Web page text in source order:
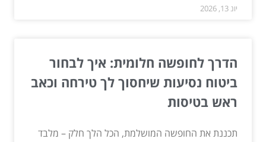
יונ 13, 2026
הדרך לחופשה חלומית: איך לבחור
ביטוח נסיעות שיחסוך לך טירחה וכאב
ראש בטיסות
תכננת את החופשה המושלמת, הכל הלך חלק – מלבד